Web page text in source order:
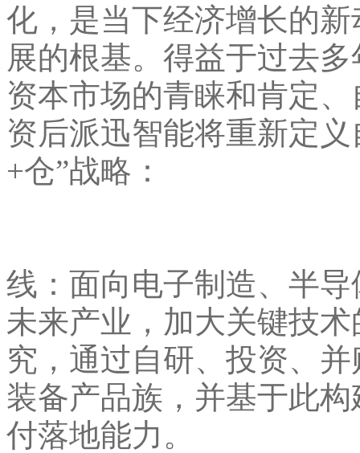
化，是当下经济增长的
展的根基。得益于过去
资本市场的青睐和肯定
资后派迅智能将重新定
+仓”战略：
线：面向电子制造、半
未来产业，加大关键技
究，通过自研、投资、
装备产品族，并基于此
付落地能力。